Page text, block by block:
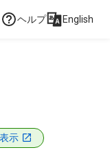
ヘルプ English
示